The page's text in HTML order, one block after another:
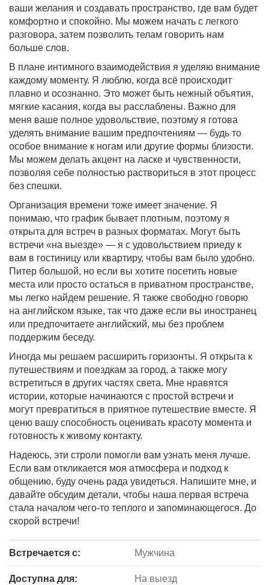
ваши желания и создавать пространство, где вам будет
комфортно и спокойно. Мы можем начать с легкого
разговора, затем позволить телам говорить нам
больше слов.
В плане интимного взаимодействия я уделяю внимание
каждому моменту. Я люблю, когда всё происходит
плавно и осознанно. Это может быть нежный объятия,
мягкие касания, когда вы расслаблены. Важно для
меня ваше полное удовольствие, поэтому я готова
уделять внимание вашим предпочтениям — будь то
особое внимание к ногам или другие формы близости.
Мы можем делать акцент на ласке и чувственности,
позволяя себе полностью раствориться в этот процесс
без спешки.
Организация времени тоже имеет значение. Я
понимаю, что график бывает плотным, поэтому я
открыта для встреч в разных форматах. Могут быть
встречи «на выезде» — я с удовольствием приеду к
вам в гостиницу или квартиру, чтобы вам было удобно.
Питер большой, но если вы хотите посетить новые
места или просто остаться в приватном пространстве,
мы легко найдем решение. Я также свободно говорю
на английском языке, так что даже если вы иностранец
или предпочитаете английский, мы без проблем
поддержим беседу.
Иногда мы решаем расширить горизонты. Я открыта к
путешествиям и поездкам за город, а также могу
встретиться в других частях света. Мне нравятся
истории, которые начинаются с простой встречи и
могут превратиться в приятное путешествие вместе. Я
ценю вашу способность оценивать красоту момента и
готовность к живому контакту.
Надеюсь, эти строли помогли вам узнать меня лучше.
Если вам откликается моя атмосфера и подход к
общению, буду очень рада увидеться. Напишите мне, и
давайте обсудим детали, чтобы наша первая встреча
стала началом чего-то теплого и запоминающегося. До
скорой встречи!
Встречается с: Мужчина
Доступна для: На выезд